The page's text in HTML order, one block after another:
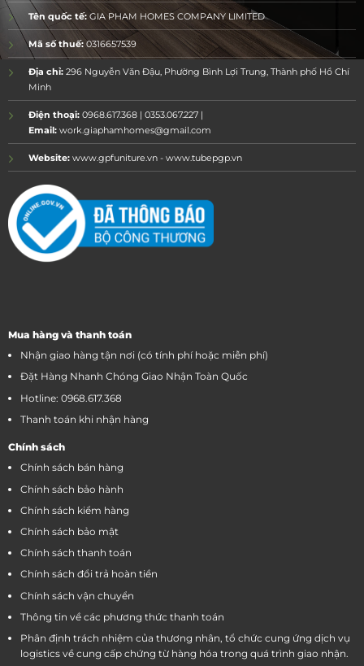
Tên quốc tế:GIA PHAM HOMES COMPANY LIMITED
Mã số thuế:0316657539
Địa chỉ:296 Nguyễn Văn Đậu, Phường Bình Lợi Trung, Thành phố Hồ Chí
Minh
Điện thoại:0968.617.368 | 0353.067.227 |
Email:work.giaphamhomes@gmail.com
Website:www.gpfuniture.vn - www.tubepgp.vn
Mua hàng và thanh toán
Nhận giao hàng tận nơi (có tính phí hoặc miễn phí)
Đặt Hàng Nhanh Chóng Giao Nhận Toàn Quốc
Hotline: 0968.617.368
Thanh toán khi nhận hàng
Chính sách
Chính sách bán hàng
Chính sách bảo hành
Chính sách kiểm hàng
Chính sách bảo mật
Chính sách thanh toán
Chính sách đổi trả hoàn tiền
Chính sách vận chuyển
Thông tin về các phương thức thanh toán
Phân định trách nhiệm của thương nhân, tổ chức cung ứng dịch vụ
logistics về cung cấp chứng từ hàng hóa trong quá trình giao nhận.